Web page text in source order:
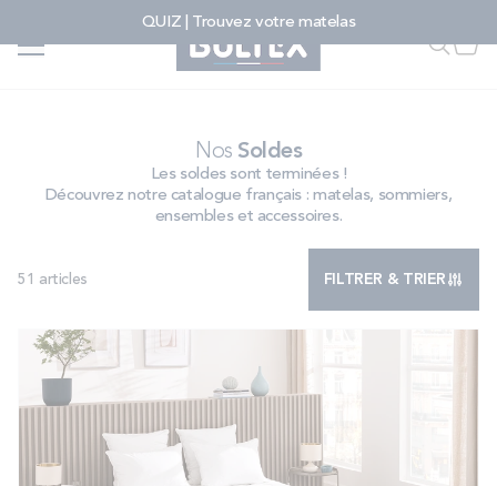
QUIZ | Trouvez votre matelas
Faire
FAIRE UNE RECHERCHE
SOMMIERS
ENSEMBLES
ACCESSOIRES
Nos Soldes
Les soldes sont terminées !
Découvrez notre catalogue français : matelas, sommiers,
ensembles et accessoires.
51 articles FILTRER & TRIER